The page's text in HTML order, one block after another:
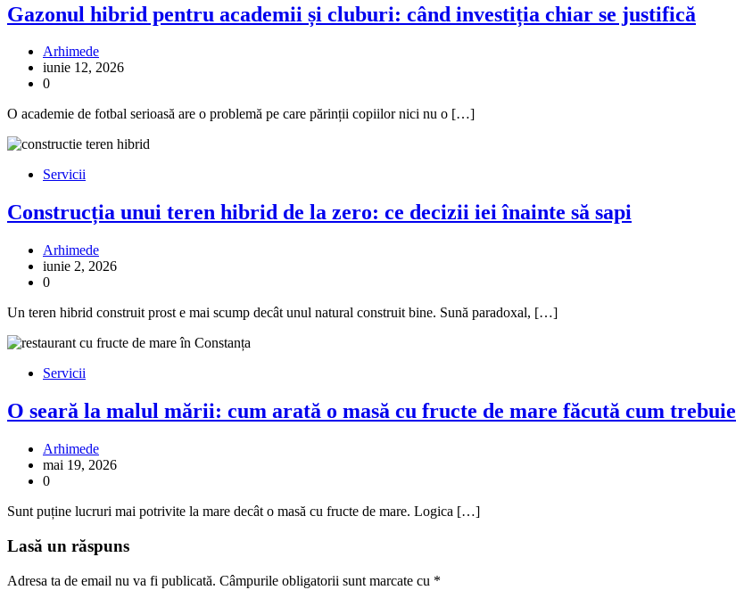
Gazonul hibrid pentru academii și cluburi: când investiția chiar se justifică
Arhimede
iunie 12, 2026
0
O academie de fotbal serioasă are o problemă pe care părinții copiilor nici nu o […]
Servicii
Construcția unui teren hibrid de la zero: ce decizii iei înainte să sapi
Arhimede
iunie 2, 2026
0
Un teren hibrid construit prost e mai scump decât unul natural construit bine. Sună paradoxal, […]
Servicii
O seară la malul mării: cum arată o masă cu fructe de mare făcută cum trebuie
Arhimede
mai 19, 2026
0
Sunt puține lucruri mai potrivite la mare decât o masă cu fructe de mare. Logica […]
Lasă un răspuns
Adresa ta de email nu va fi publicată. Câmpurile obligatorii sunt marcate cu *